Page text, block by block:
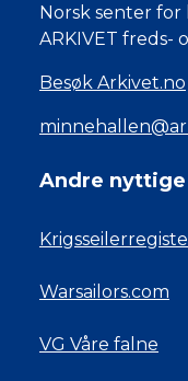
Norsk senter for
ARKIVET freds-
Besøk Arkivet.no
Andre
Warsailors.com
VG Våre falne